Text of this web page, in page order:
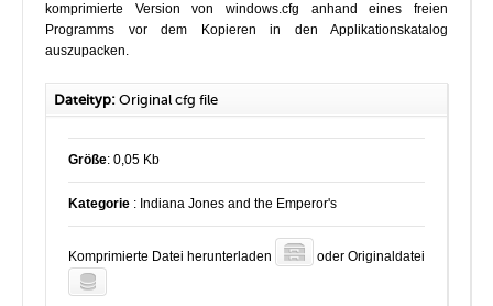
komprimierte Version von windows.cfg anhand eines freien
Programms vor dem Kopieren in den Applikationskatalog
auszupacken.
Dateityp: Original cfg file
Größe: 0,05 Kb
Kategorie : Indiana Jones and the Emperor's
Komprimierte Datei herunterladen oder Originaldatei